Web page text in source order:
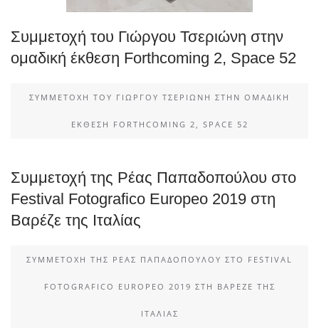
Συμμετοχή του Γιώργου Τσεριώνη στην
ομαδική έκθεση Forthcoming 2, Space 52
ΣΥΜΜΕΤΟΧΉ ΤΟΥ ΓΙΏΡΓΟΥ ΤΣΕΡΙΏΝΗ ΣΤΗΝ ΟΜΑΔΙΚΉ
ΈΚΘΕΣΗ FORTHCOMING 2, SPACE 52
Συμμετοχή της Ρέας Παπαδοπούλου στο
Festival Fotografico Europeo 2019 στη
Βαρέζε της Ιταλίας
ΣΥΜΜΕΤΟΧΉ ΤΗΣ ΡΈΑΣ ΠΑΠΑΔΟΠΟΎΛΟΥ ΣΤΟ FESTIVAL
FOTOGRAFICO EUROPEO 2019 ΣΤΗ ΒΑΡΈΖΕ ΤΗΣ
ΙΤΑΛΊΑΣ